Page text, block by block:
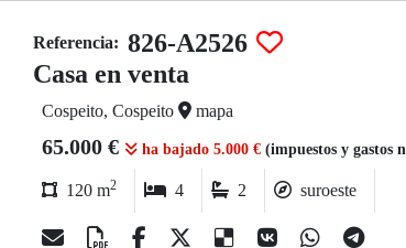
Referencia: 826-A2526
Casa en venta
Cospeito, Cospeito mapa
65.000 € ha bajado 5.000 € (impuestos y gastos
120 m2 4 2 suroeste